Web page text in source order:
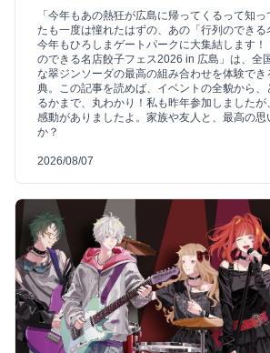
「今年もあの熱狂が広島に帰ってくるって知
たも一度は憧れたはずの、あの「行列のできる
今年もひろしまゲートパークに大集結します！
のできる名店餃子フェス2026 in 広島」は、全
な翠ジンソーダの最高の組み合わせを体験で
典。この記事を読めば、イベントの全貌から、
るかまで、丸わかり！私も昨年参加しました
感動がありましたよ。家族や友人と、最高の思
か？
2026/08/07